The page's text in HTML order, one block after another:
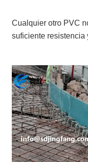
Cualquier otro PVC
suficiente resistencia